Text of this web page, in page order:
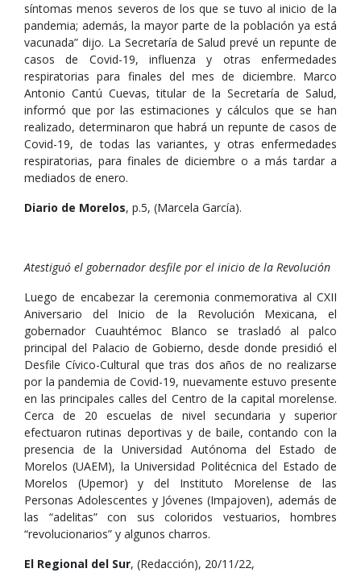
síntomas menos severos de los que se tuvo al inicio de la
pandemia; además, la mayor parte de la población ya está
vacunada” dijo. La Secretaría de Salud prevé un repunte de
casos de Covid-19, influenza y otras enfermedades
respiratorias para finales del mes de diciembre. Marco
Antonio Cantú Cuevas, titular de la Secretaría de Salud,
informó que por las estimaciones y cálculos que se han
realizado, determinaron que habrá un repunte de casos de
Covid-19, de todas las variantes, y otras enfermedades
respiratorias, para finales de diciembre o a más tardar a
mediados de enero.
Diario de Morelos, p.5, (Marcela García).
Atestiguó el gobernador desfile por el inicio de la Revolución
Luego de encabezar la ceremonia conmemorativa al CXII
Aniversario del Inicio de la Revolución Mexicana, el
gobernador Cuauhtémoc Blanco se trasladó al palco
principal del Palacio de Gobierno, desde donde presidió el
Desfile Cívico-Cultural que tras dos años de no realizarse
por la pandemia de Covid-19, nuevamente estuvo presente
en las principales calles del Centro de la capital morelense.
Cerca de 20 escuelas de nivel secundaria y superior
efectuaron rutinas deportivas y de baile, contando con la
presencia de la Universidad Autónoma del Estado de
Morelos (UAEM), la Universidad Politécnica del Estado de
Morelos (Upemor) y del Instituto Morelense de las
Personas Adolescentes y Jóvenes (Impajoven), además de
las “adelitas” con sus coloridos vestuarios, hombres
“revolucionarios” y algunos charros.
El Regional del Sur, (Redacción), 20/11/22,